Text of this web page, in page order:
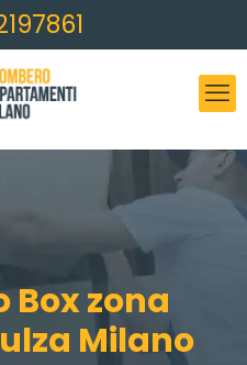
Box zona
Milano